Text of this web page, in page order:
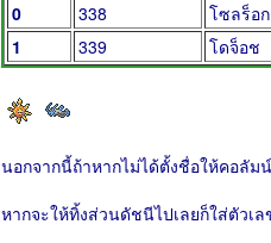
0
338 โซลร็อก
1
339 โดจ็อช
นอกจากนี้ถ้าหากไม่ได้ตั้งชื่อให้คอลัม
หากจะให้ทิ้งส่วนดัชนีไปเลยก็ใส่ตัวเล